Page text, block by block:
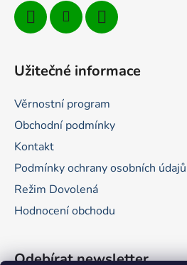
Užitečné informace
Věrnostní program
Obchodní podmínky
Kontakt
Podmínky ochrany osobních údajů
Režim Dovolená
Hodnocení obchodu
Odebírat newsletter